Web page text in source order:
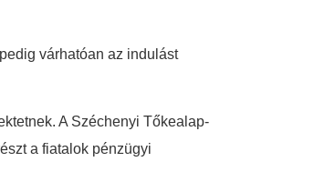
várhatóan az indulást
A Széchenyi Tőkealap-
a fiatalok pénzügyi